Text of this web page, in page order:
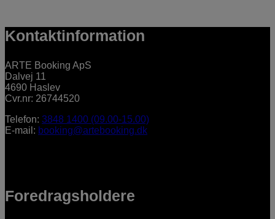
Kontaktinformation
ARTE Booking ApS
Dalvej 11
4690 Haslev
Cvr.nr: 26744520
Telefon: 3848 1400 (09.00-15.00)
E-mail: booking@artebooking.dk
Foredragsholdere